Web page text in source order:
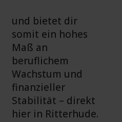
und bietet dir
somit ein hohes
Maß an
beruflichem
Wachstum und
finanzieller
Stabilität – direkt
hier in Ritterhude.